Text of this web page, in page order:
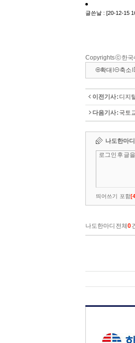
Copyrights ⓒ 한국
확대
축소
이전기사 : 디지
다음기사 : 국토